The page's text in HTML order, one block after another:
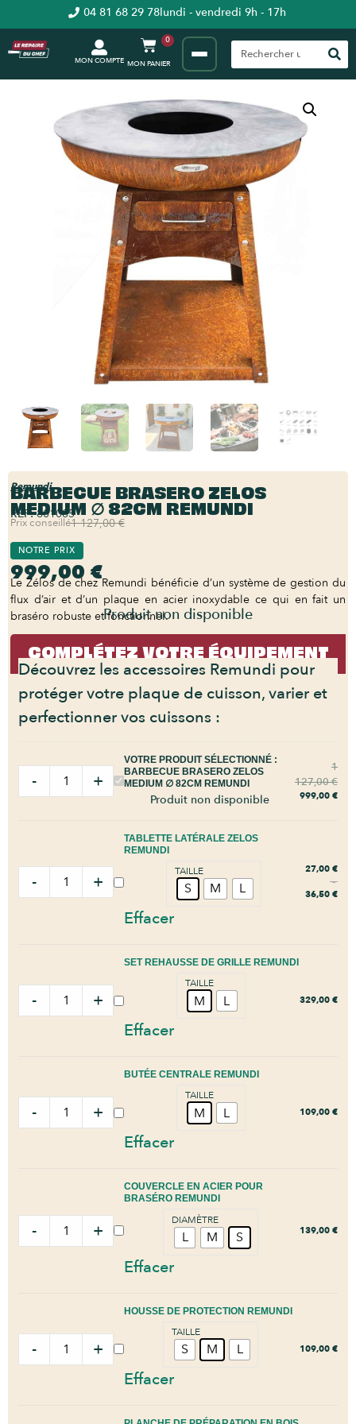
04 81 68 29 78lundi - vendredi 9h - 17h
MON COMPTE
0
Remundi
BARBECUE BRASERO ZELOS
MEDIUM ∅ 82CM REMUNDI
REF:801085
Prix conseillé1 127,00 €
NOTRE PRIX
999,00 €
Le Zélos de chez Remundi bénéficie d’un système de gestion du
flux d’air et d’un plaque en acier inoxydable ce qui en fait un
braséro robuste et fonctionnel.Produit non disponible
COMPLÉTEZ VOTRE ÉQUIPEMENT
Découvrez les accessoires Remundi pour
protéger votre plaque de cuisson, varier et
perfectionner vos cuissons :
VOTRE PRODUIT SÉLECTIONNÉ :
BARBECUE BRASERO ZELOS
MEDIUM ∅ 82CM REMUNDI
Produit non disponible
- +
1
127,00€
999,00 €
TABLETTE LATÉRALE ZELOS
REMUNDI
TAILLE
S M L
Effacer
- +
27,00 €
–
36,50 €
SET REHAUSSE DE GRILLE REMUNDI
TAILLE
M L
Effacer
- + 329,00 €
BUTÉE CENTRALE REMUNDI
TAILLE
M L
Effacer
- + 109,00 €
COUVERCLE EN ACIER POUR
BRASÉRO REMUNDI
DIAMÈTRE
L M S
Effacer
- + 139,00 €
HOUSSE DE PROTECTION REMUNDI
TAILLE
S M L
Effacer
- + 109,00 €